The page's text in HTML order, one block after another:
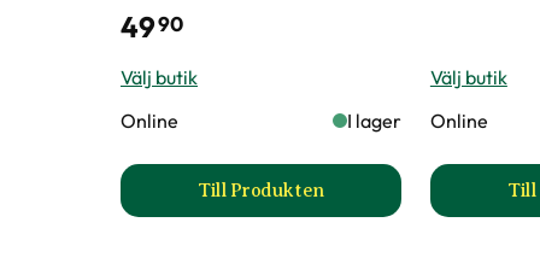
4990
Välj butik
Online
I lager
Till Produkten
till Blåklint 'Blue Ball' EKO
Välj butik
Online
Till